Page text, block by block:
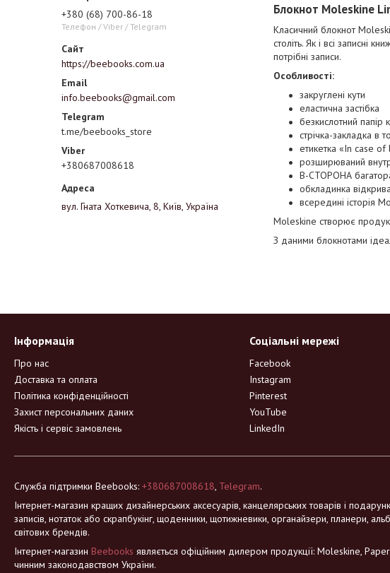
+380 (68) 700-86-18
Телефон / Viber / Telegram
https://beebooks.com.ua
info.beebooks@gmail.com
t.me/beebooks_store
+380687008618
вул. Гната Хоткевича, 8, Київ, Україна
Блокнот Moleskine
Класичний блокнот
століть. Як і всі записні
потрібні записи.
Особливості:
закруглені кути
еластична застібка
безкислотний папір
стрічка-закладка в
етикетка «In case of
розширюваний
В-СТОРОНА
обкладинка
всередині історія
Moleskine створює
З даними блокнотами
Інформація
Про нас
Доставка та оплата
Політика конфіденційності
Захист персональних даних
Якість і сервіс замовлень
Соціальні мережі
Facebook
Instagram
Pinterest
YouTube
LinkedIn
Служба підтримки Beebooks: +380687008618 Telegram.
Інтернет-магазин кращих дизайнерських аксесуарів, канцелярських товарів і
записів, нотаток або скрапбукінг, щоденники, щотижневики, органайзери, планери,
світових брендів.
Інтернет-магазин Beebooks являється офіційним дилером продукції: Moleskine,
чинним законодавством України.